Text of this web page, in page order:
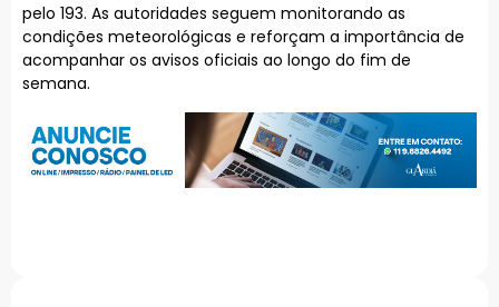
pelo 193. As autoridades seguem monitorando as
condições meteorológicas e reforçam a importância de
acompanhar os avisos oficiais ao longo do fim de
semana.